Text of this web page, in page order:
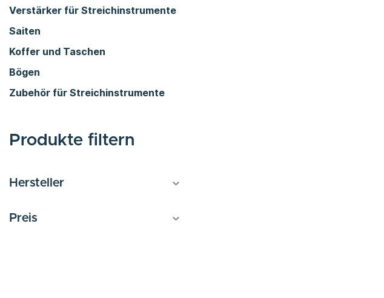
Verstärker für Streichinstrumente
Saiten
Koffer und Taschen
Bögen
Zubehör für Streichinstrumente
Produkte filtern
Hersteller
Preis